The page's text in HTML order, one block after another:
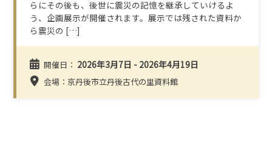
らにその後も、後世に震災の記憶を継承していけるよ
う、企画展示が開催されます。展示では残された資料か
ら震災の […]
開催日： 2026年3月7日 - 2026年4月19日
会場：京丹後市立丹後古代の里資料館